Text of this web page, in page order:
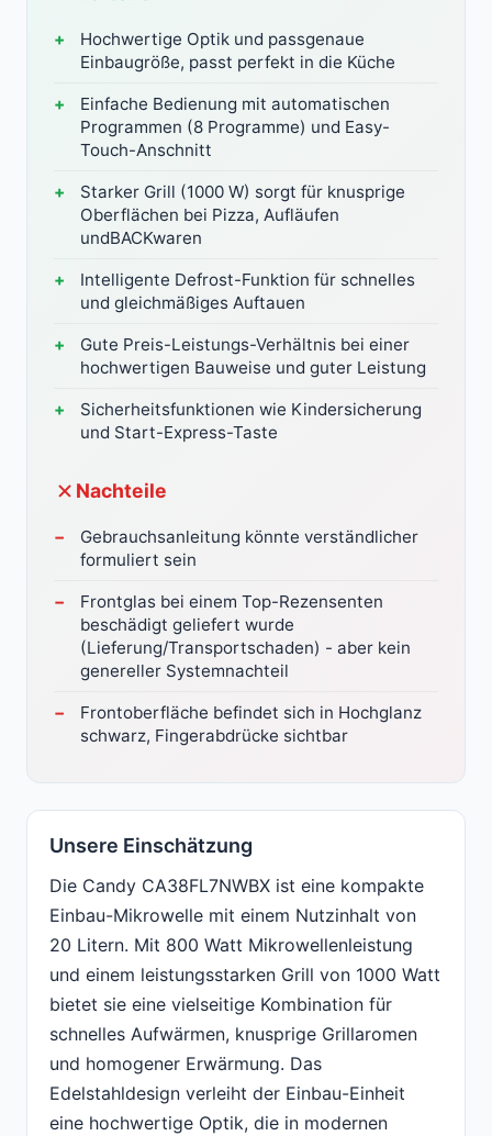
Hochwertige Optik und passgenaue
Einbaugröße, passt perfekt in die Küche
Einfache Bedienung mit automatischen
Programmen (8 Programme) und Easy-
Touch-Anschnitt
Starker Grill (1000 W) sorgt für knusprige
Oberflächen bei Pizza, Aufläufen
undBACKwaren
Intelligente Defrost-Funktion für schnelles
und gleichmäßiges Auftauen
Gute Preis-Leistungs-Verhältnis bei einer
hochwertigen Bauweise und guter Leistung
Sicherheitsfunktionen wie Kindersicherung
und Start-Express-Taste
Nachteile
Gebrauchsanleitung könnte verständlicher
formuliert sein
Frontglas bei einem Top-Rezensenten
beschädigt geliefert wurde
(Lieferung/Transportschaden) - aber kein
genereller Systemnachteil
Frontoberfläche befindet sich in Hochglanz
schwarz, Fingerabdrücke sichtbar
Unsere Einschätzung
Die Candy CA38FL7NWBX ist eine kompakte
Einbau-Mikrowelle mit einem Nutzinhalt von
20 Litern. Mit 800 Watt Mikrowellenleistung
und einem leistungsstarken Grill von 1000 Watt
bietet sie eine vielseitige Kombination für
schnelles Aufwärmen, knusprige Grillaromen
und homogener Erwärmung. Das
Edelstahldesign verleiht der Einbau-Einheit
eine hochwertige Optik, die in modernen